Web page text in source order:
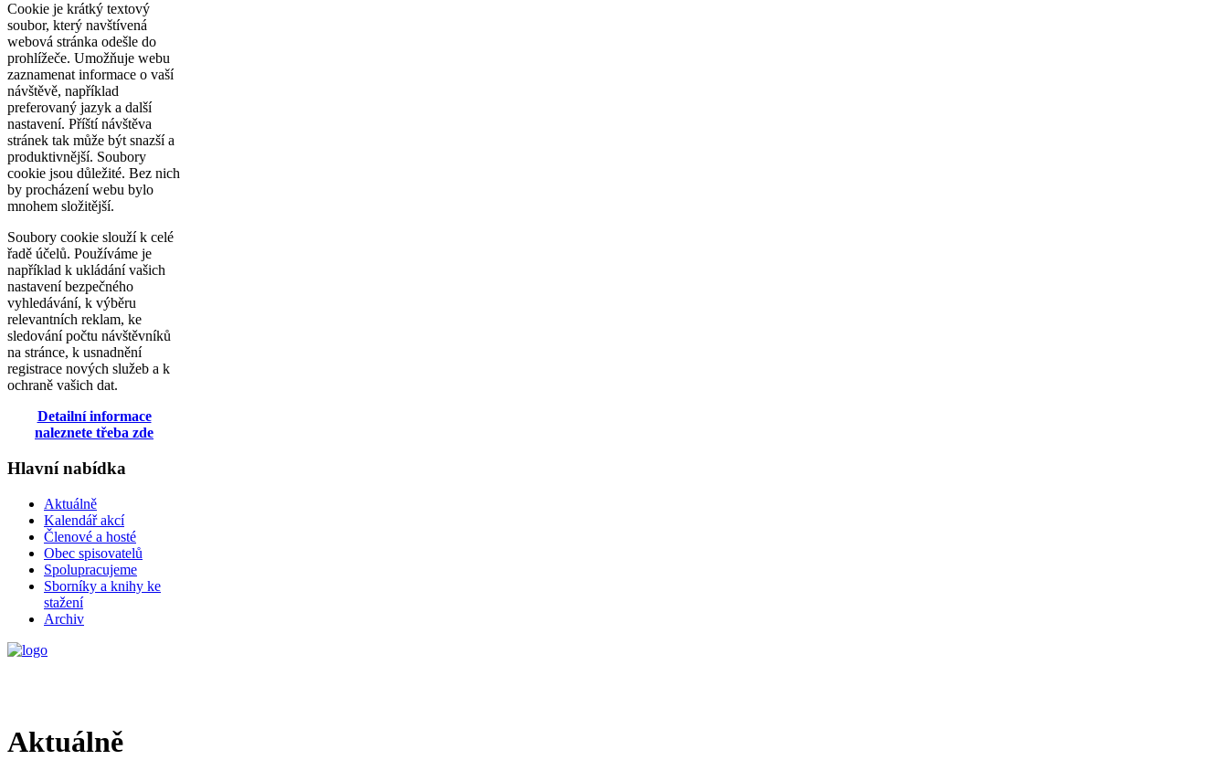
Cookie je krátký textový
soubor, který navštívená
webová stránka odešle do
prohlížeče. Umožňuje webu
zaznamenat informace o vaší
návštěvě, například
preferovaný jazyk a další
nastavení. Příští návštěva
stránek tak může být snazší a
produktivnější. Soubory
cookie jsou důležité. Bez nich
by procházení webu bylo
mnohem složitější.
Soubory cookie slouží k celé
řadě účelů. Používáme je
například k ukládání vašich
nastavení bezpečného
vyhledávání, k výběru
relevantních reklam, ke
sledování počtu návštěvníků
na stránce, k usnadnění
registrace nových služeb a k
ochraně vašich dat.
Detailní informace
naleznete třeba zde
Hlavní nabídka
Aktuálně
Kalendář akcí
Členové a hosté
Obec spisovatelů
Spolupracujeme
Sborníky a knihy ke
stažení
Archiv
Aktuálně